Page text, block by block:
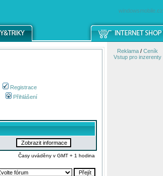
windowsmobile.cz
Registrace
Přihlášení
Časy uváděny v GMT + 1 hodina
Reklama/ Ceník
Vstup pro inzerenty